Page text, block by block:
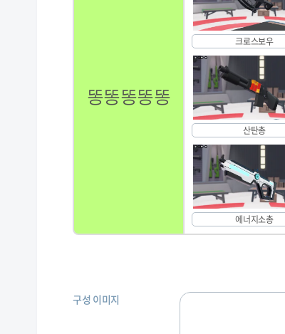
똥똥똥똥똥
크로스보우
산탄총
에너지소총
구성 이미지